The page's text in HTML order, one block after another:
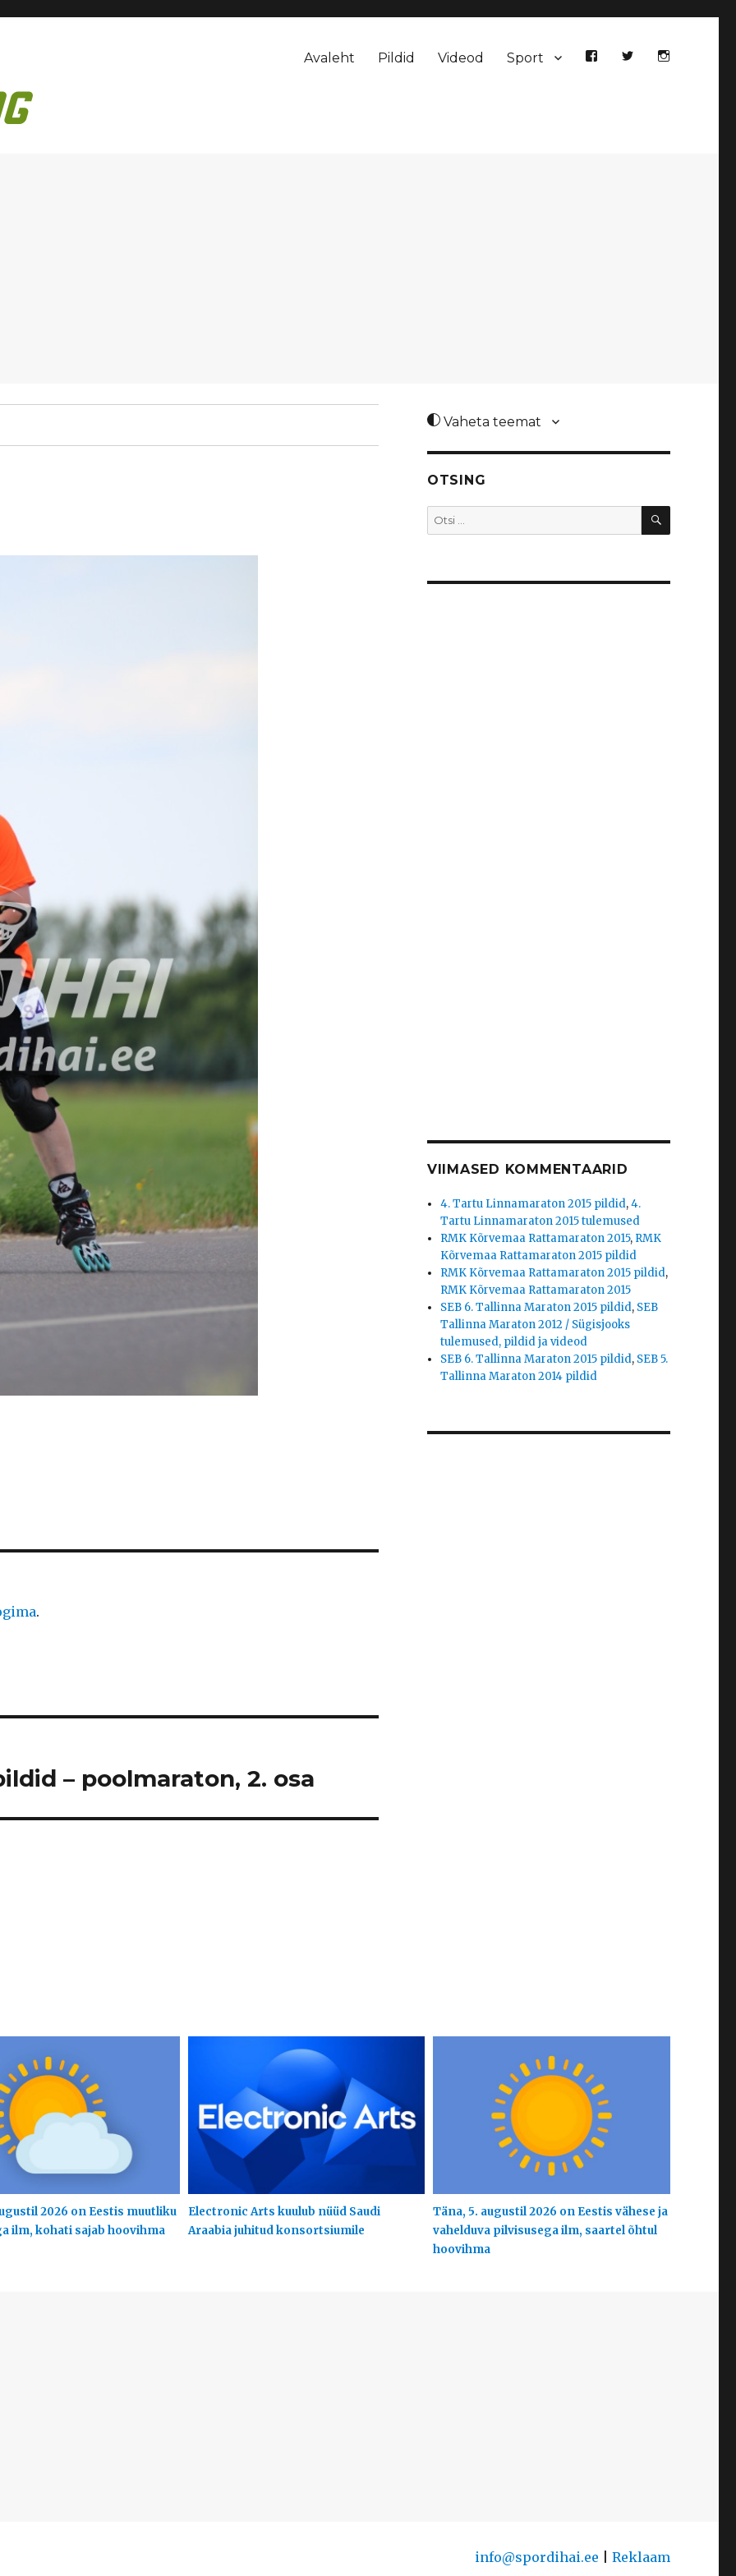
Avaleht Pildid Videod Sport
.
– poolmaraton, 2. osa
Vaheta teemat
OTSING
Otsi: OTSI
VIIMASED KOMMENTAARID
4. Tartu Linnamaraton 2015 pildid,4.
Tartu Linnamaraton 2015 tulemused
RMK Kõrvemaa Rattamaraton 2015, RMK
Kõrvemaa Rattamaraton 2015 pildid
RMK Kõrvemaa Rattamaraton 2015 pildid,
RMK Kõrvemaa Rattamaraton 2015
SEB 6. Tallinna Maraton 2015 pildid, SEB
Tallinna Maraton 2012 / Sügisjooks
tulemused, pildid ja videod
SEB 6. Tallinna Maraton 2015 pildid, SEB 5.
Tallinna Maraton 2014 pildid
2026 on Eestis muutliku
ilm, kohati sajab hoovihma
Electronic Arts kuulub nüüd Saudi
Araabia juhitud konsortsiumile
Täna, 5. augustil 2026 on Eestis vähese ja
vahelduva pilvisusega ilm, saartel õhtul
hoovihma
info@spordihai.ee Reklaam